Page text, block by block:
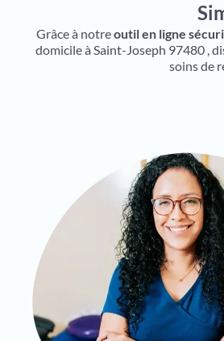
Grâce à notreoutil en ligne
domicile à Saint-Joseph 97480 ,
soins de